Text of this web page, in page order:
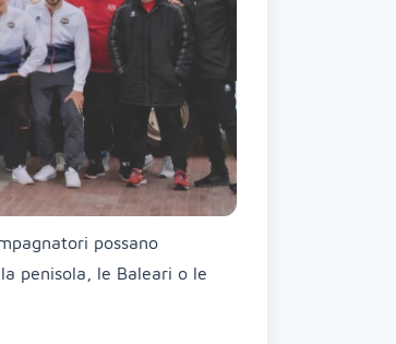
possano
penisola, le Baleari o le